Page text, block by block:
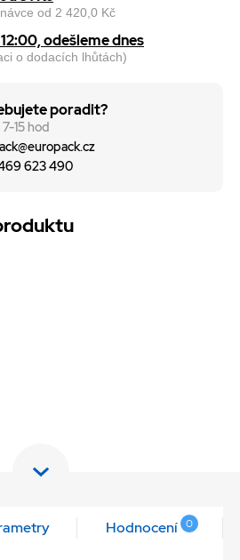
od 2 420,0 Kč
odešleme dnes
o dodacích lhůtách)
poradit?
15 hod
623 490
Hodnocení 0